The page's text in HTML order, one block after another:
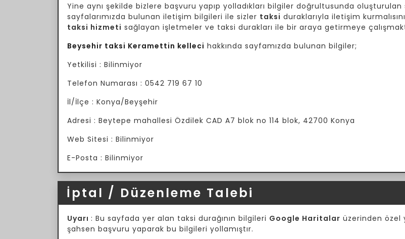
Yine aynı şekilde bizlere başvuru yapıp yolladıkları bilgiler doğrultusunda
sayfalarımızda bulunan iletişim bilgileri ile sizler taksi duraklarıyla iletişim
taksi hizmeti sağlayan işletmeler ve taksi durakları ile bir araya getirmeye
Beysehir taksi Keramettin kelleci hakkında sayfamızda bulunan bilgiler;
Yetkilisi : Bilinmiyor
Telefon Numarası : 0542 719 67 10
İl/İlçe : Konya/Beyşehir
Adresi : Beytepe mahallesi Özdilek CAD A7 blok no 114 blok, 42700 Konya
Web Sitesi : Bilinmiyor
E-Posta : Bilinmiyor
İptal / Düzenleme Talebi
Uyarı : Bu sayfada yer alan taksi durağının bilgileri Google Haritalar üzerinden özel
şahsen başvuru yaparak bu bilgileri yollamıştır.